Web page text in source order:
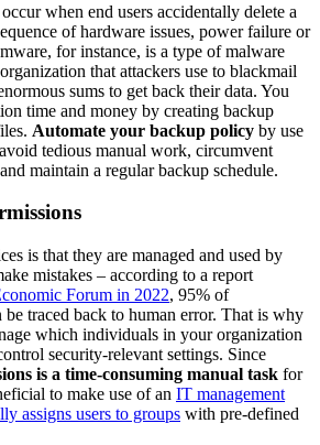
when end users accidentally delete a
of hardware issues, power failure or
for instance, is a type of malware
that attackers use to blackmail
sums to get back their data. You
time and money by creating backup
Automate your backup policy by use
tedious manual work, circumvent
maintain a regular backup schedule.
is that they are managed and used by
mistakes – according to a report
Forum in 2022, 95% of
be traced back to human error. That is why
which individuals in your organization
security-relevant settings. Since
is a time-consuming manual task for
to make use of an IT management
assigns users to groups with pre-defined